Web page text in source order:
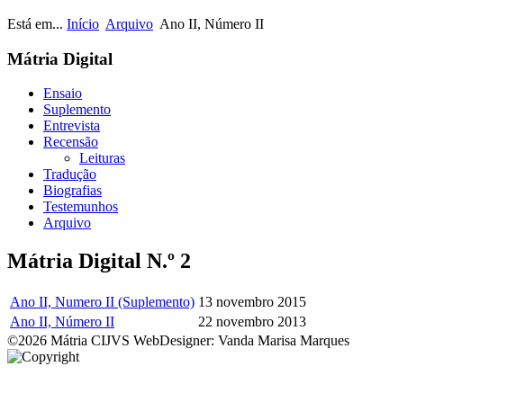
Está em... Início Arquivo Ano II, Número II
Mátria Digital
Ensaio
Suplemento
Entrevista
Recensão
Leituras
Tradução
Biografias
Testemunhos
Arquivo
Mátria Digital N.º 2
Ano II, Numero II (Suplemento) 13 novembro 2015
Ano II, Número II
22 novembro 2013
©2026 Mátria CIJVS WebDesigner: Vanda Marisa Marques